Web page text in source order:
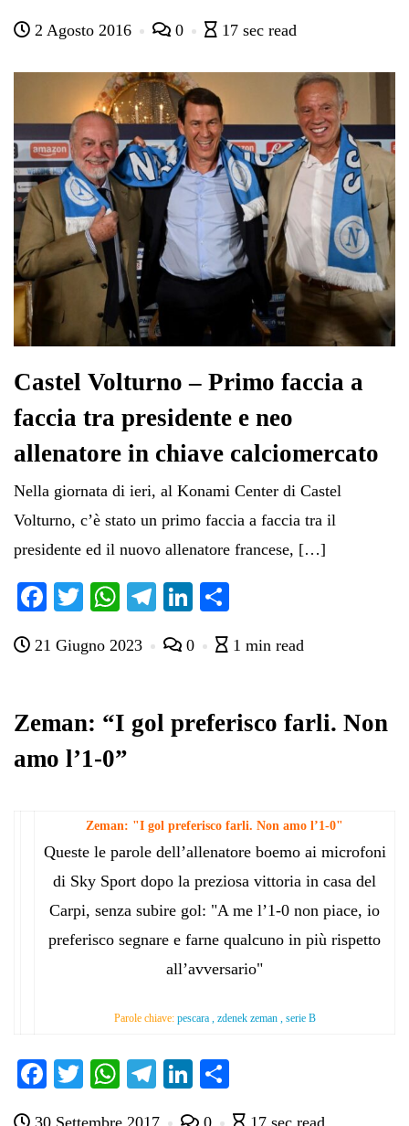
bo
ok
tte
r
ts
A
pp
gr
a
m
ed
In
di
vi
2 Agosto 2016 0 17 sec read
Castel Volturno – Primo faccia a
faccia tra presidente e neo
allenatore in chiave calciomercato
Nella giornata di ieri, al Konami Center di Castel
Volturno, c’è stato un primo faccia a faccia tra il
presidente ed il nuovo allenatore francese, […]
Fa
bo
T
tte
W
ts
pp
Te
gr
m
Li
ed di
di
21 Giugno 2023 0 1 min read
Zeman: “I gol preferisco farli. Non
amo l’1-0”
Zeman: "I gol preferisco farli. Non amo l’1-0"
Queste le parole dell’allenatore boemo ai microfoni
di Sky Sport dopo la preziosa vittoria in casa del
Carpi, senza subire gol: "A me l’1-0 non piace, io
preferisco segnare e farne qualcuno in più rispetto
all’avversario"
Parole chiave: pescara , zdenek zeman , serie B
Fa T
W
Te
Li